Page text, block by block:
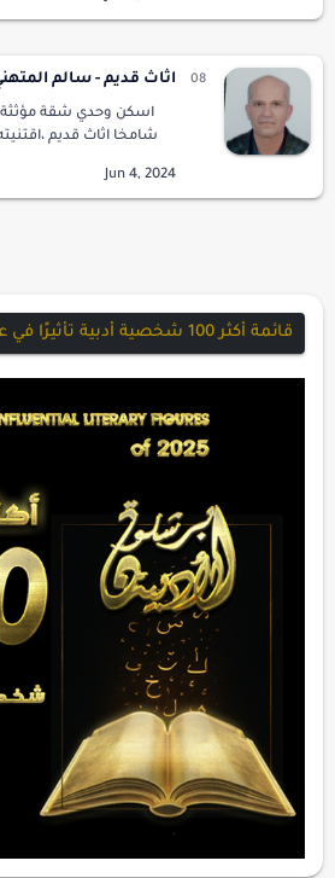
الفجر، روحي تتوه ،
اثاث قديم - سالم
اسكن وحدي شقة مؤثثة
شامخا اثاث قديم
المستمر وسعيي
قائمة أكثر 100 شخصية أدبية تأثيرًا في عام 2025